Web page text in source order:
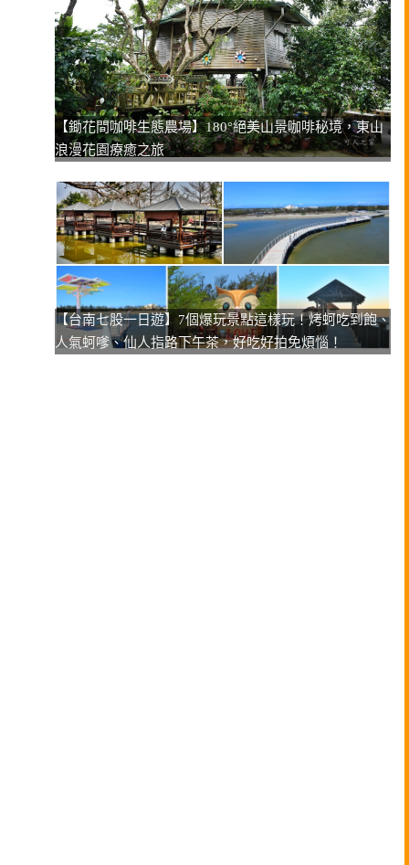
【鋤花間咖啡生態農場】180°絕美山景咖啡秘境，東山
浪漫花園療癒之旅
【台南七股一日遊】7個爆玩景點這樣玩！烤蚵吃到飽、
人氣蚵嗲、仙人指路下午茶，好吃好拍免煩惱！